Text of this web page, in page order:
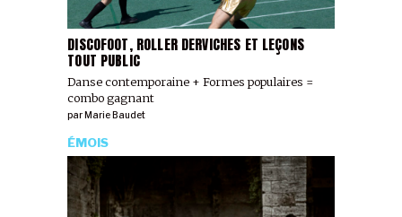
DISCOFOOT, ROLLER DERVICHES ET LEÇONS
TOUT PUBLIC
Danse contemporaine + Formes populaires =
combo gagnant
parMarie Baudet
ÉMOIS